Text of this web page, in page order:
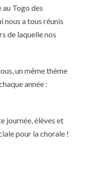
Togo des
nous a tous réunis
de laquelle nos
un même thème
année :
journée, élèves et
pour la chorale !